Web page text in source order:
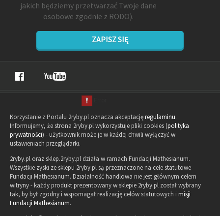
jakich będziemy przetwarzać Twoje dane
osobowe zgodnie z RODO).
ZAPISZ SIĘ
Korzystanie z Portalu 2ryby.pl oznacza akceptacjęregulaminu.
Informujemy, że strona 2ryby.pl wykorzystuje pliki cookies (polityka
prywatności) - użytkownik może je w każdej chwili wyłączyć w
ustawieniach przeglądarki.
2ryby.pl oraz sklep.2ryby.pl działa w ramach Fundacji Mathesianum.
Wszystkie zyski ze sklepu 2ryby.pl są przeznaczone na cele statutowe
Fundacji Mathesianum. Działalność handlowa nie jest głównym celem
witryny - każdy produkt prezentowany w sklepie 2ryby.pl został wybrany
tak, by był zgodny i wspomagał realizację celów statutowych i misji
Fundacji Mathesianum.